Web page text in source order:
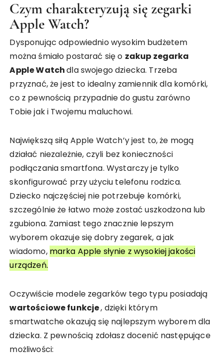
Czym charakteryzują się zegarki
Apple Watch?
Dysponując odpowiednio wysokim budżetem
można śmiało postarać się o zakup zegarka
Apple Watchdla swojego dziecka. Trzeba
przyznać, że jest to idealny zamiennik dla komórki,
co z pewnością przypadnie do gustu zarówno
Tobie jak i Twojemu maluchowi.
Największą siłą Apple Watch’y jest to, że mogą
działać niezależnie, czyli bez konieczności
podłączania smartfona. Wystarczy je tylko
skonfigurować przy użyciu telefonu rodzica.
Dziecko najczęściej nie potrzebuje komórki,
szczególnie że łatwo może zostać uszkodzona lub
zgubiona. Zamiast tego znacznie lepszym
wyborem okazuje się dobry zegarek, a jak
wiadomo, marka Apple słynie z wysokiej jakości
urządzeń.
Oczywiście modele zegarków tego typu posiadają
wartościowe funkcje, dzięki którym
smartwatche okazują się najlepszym wyborem dla
dziecka. Z pewnością zdołasz docenić następujące
możliwości: